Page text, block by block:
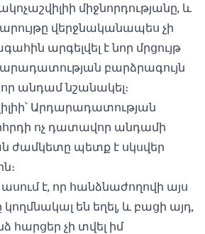
միջնորդությանը, և
վերջնականապես չի
արգելվել է նոր մրցույթ
բարձրագույն
անդամ նշանակել։
Արդարադատության
ոչ դատավոր անդամի
պետք է սկսվեր
է, որ հանձնաժողովի այս
են եղել, և բացի այդ,
հարցեր չի տվել իմ